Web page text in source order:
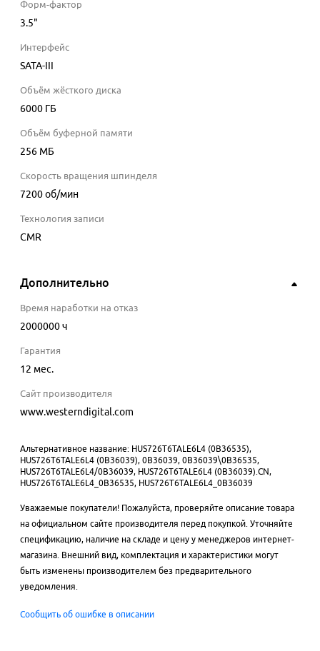
Форм-фактор
3.5"
Интерфейс
SATA-III
Объём жёсткого диска
6000 ГБ
Объём буферной памяти
256 МБ
Скорость вращения шпинделя
7200 об/мин
Технология записи
CMR
Дополнительно
Время наработки на отказ
2000000ч
Гарантия
12 мес.
Сайт производителя
www.westerndigital.com
Альтернативное название: HUS726T6TALE6L4 (0B36535),
HUS726T6TALE6L4 (0B36039), 0B36039, 0B36039\0B36535,
HUS726T6TALE6L4/0B36039, HUS726T6TALE6L4 (0B36039).CN,
HUS726T6TALE6L4_0B36535, HUS726T6TALE6L4_0B36039
Уважаемые покупатели! Пожалуйста, проверяйте описание товара
на официальном сайте производителя перед покупкой. Уточняйте
спецификацию, наличие на складе и цену у менеджеров интернет-
магазина. Внешний вид, комплектация и характеристики могут
быть изменены производителем без предварительного
уведомления.
Сообщить об ошибке в описании